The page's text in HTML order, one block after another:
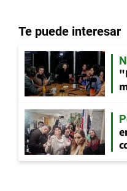
Te puede interesar